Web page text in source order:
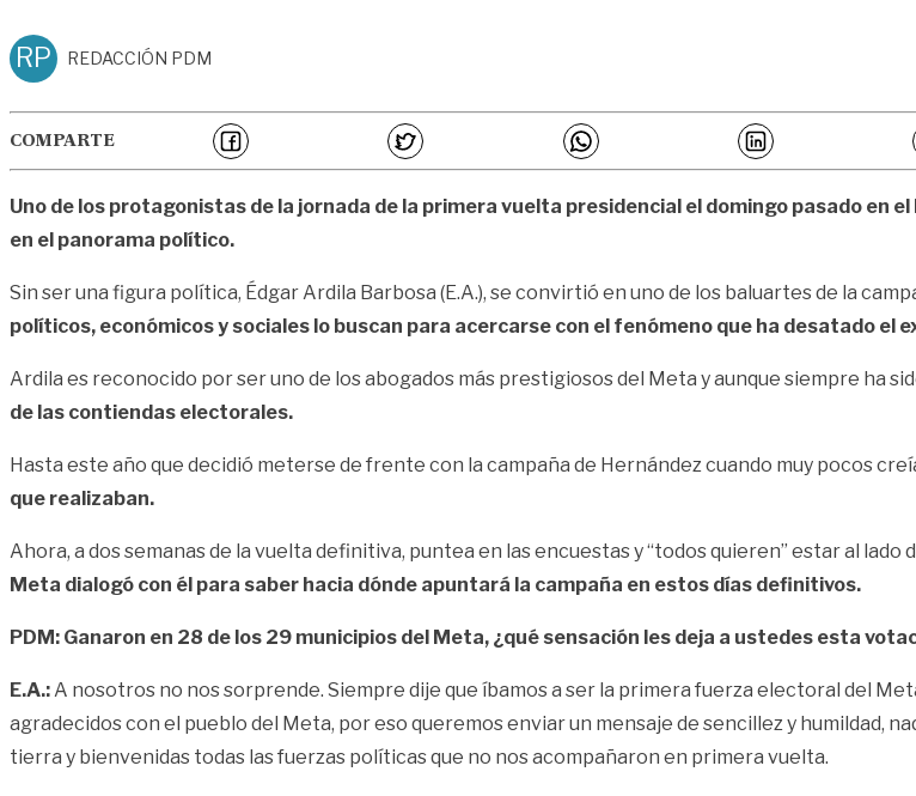
RP REDACCIÓN PDM
COMPARTE
Uno de los protagonistas de la jornada de la primera vuelta presidencial el domingo pasado en
en el panorama político.
Sin ser una figura política, Édgar Ardila Barbosa (E.A.), se convirtió en uno de los baluartes de la
políticos, económicos y sociales lo buscan para acercarse con el fenómeno que ha desatado el
Ardila es reconocido por ser uno de los abogados más prestigiosos del Meta y aunque siempre ha
de las contiendas electorales.
Hasta este año que decidió meterse de frente con la campaña de Hernández cuando muy pocos
que realizaban.
Ahora, a dos semanas de la vuelta definitiva, puntea en las encuestas y “todos quieren” estar al
Meta dialogó con él para saber hacia dónde apuntará la campaña en estos días definitivos.
PDM: Ganaron en 28 de los 29 municipios del Meta, ¿qué sensación les deja a ustedes esta
E.A.: A nosotros no nos sorprende. Siempre dije que íbamos a ser la primera fuerza electoral del
agradecidos con el pueblo del Meta, por eso queremos enviar un mensaje de sencillez y humildad,
tierra y bienvenidas todas las fuerzas políticas que no nos acompañaron en primera vuelta.